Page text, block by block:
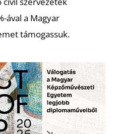
ával a Magyar
támogassuk.